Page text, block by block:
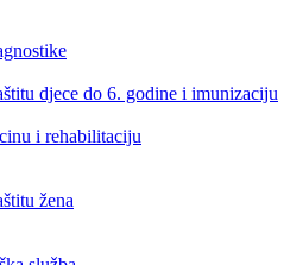
djece do 6. godine i imunizaciju
i rehabilitaciju
žena